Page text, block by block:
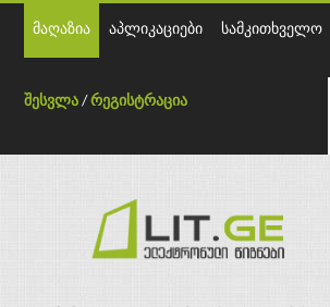
მაღაზია აპლიკაციები სამკითხველო
შესვლა /რეგისტრაცია